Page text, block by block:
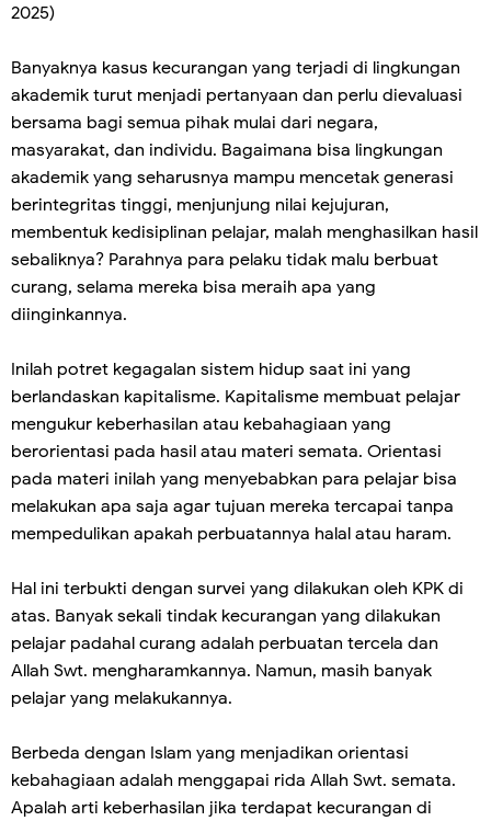
2025)
Banyaknya kasus kecurangan yang terjadi di lingkungan
akademik turut menjadi pertanyaan dan perlu dievaluasi
bersama bagi semua pihak mulai dari negara,
masyarakat, dan individu. Bagaimana bisa lingkungan
akademik yang seharusnya mampu mencetak generasi
berintegritas tinggi, menjunjung nilai kejujuran,
membentuk kedisiplinan pelajar, malah menghasilkan hasil
sebaliknya? Parahnya para pelaku tidak malu berbuat
curang, selama mereka bisa meraih apa yang
diinginkannya.
Inilah potret kegagalan sistem hidup saat ini yang
berlandaskan kapitalisme. Kapitalisme membuat pelajar
mengukur keberhasilan atau kebahagiaan yang
berorientasi pada hasil atau materi semata. Orientasi
pada materi inilah yang menyebabkan para pelajar bisa
melakukan apa saja agar tujuan mereka tercapai tanpa
mempedulikan apakah perbuatannya halal atau haram.
Hal ini terbukti dengan survei yang dilakukan oleh KPK di
atas. Banyak sekali tindak kecurangan yang dilakukan
pelajar padahal curang adalah perbuatan tercela dan
Allah Swt. mengharamkannya. Namun, masih banyak
pelajar yang melakukannya.
Berbeda dengan Islam yang menjadikan orientasi
kebahagiaan adalah menggapai rida Allah Swt. semata.
Apalah arti keberhasilan jika terdapat kecurangan di